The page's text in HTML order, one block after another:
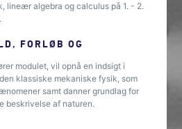
lineær algebra og calculus på 1. - 2.
FORLØB OG
modulet, vil opnå en indsigt i
klassiske mekaniske fysik, som
samt danner grundlag for
beskrivelse af naturen.